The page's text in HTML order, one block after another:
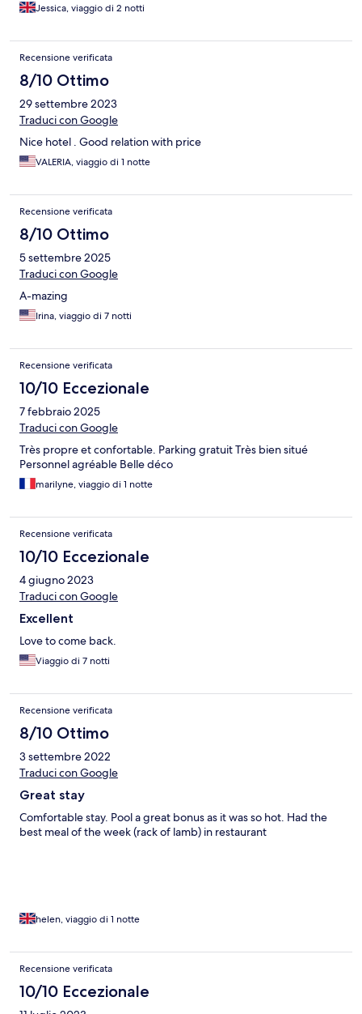
Jessica, viaggio di 2 notti
Recensione verificata
8/10 Ottimo
29 settembre 2023
Traduci con Google
Nice hotel . Good relation with price
VALERIA, viaggio di 1 notte
Recensione verificata
8/10 Ottimo
5 settembre 2025
Traduci con Google
A-mazing
Irina, viaggio di 7 notti
Recensione verificata
10/10 Eccezionale
7 febbraio 2025
Traduci con Google
Très propre et confortable. Parking gratuit Très bien situé
Personnel agréable Belle déco
marilyne, viaggio di 1 notte
Recensione verificata
10/10 Eccezionale
4 giugno 2023
Traduci con Google
Excellent
Love to come back.
Viaggio di 7 notti
Recensione verificata
8/10 Ottimo
3 settembre 2022
Traduci con Google
Great stay
Comfortable stay. Pool a great bonus as it was so hot. Had the
best meal of the week (rack of lamb) in restaurant
helen, viaggio di 1 notte
Recensione verificata
10/10 Eccezionale